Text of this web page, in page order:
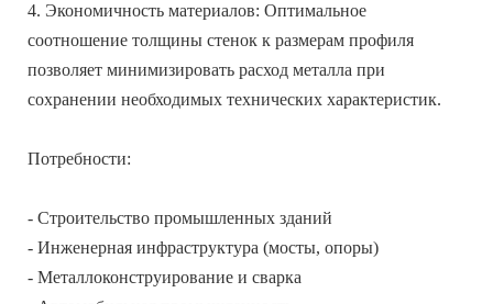
4. Экономичность материалов: Оптимальное
соотношение толщины стенок к размерам профиля
позволяет минимизировать расход металла при
сохранении необходимых технических характеристик.
Потребности:
- Строительство промышленных зданий
- Инженерная инфраструктура (мосты, опоры)
- Металлоконструирование и сварка